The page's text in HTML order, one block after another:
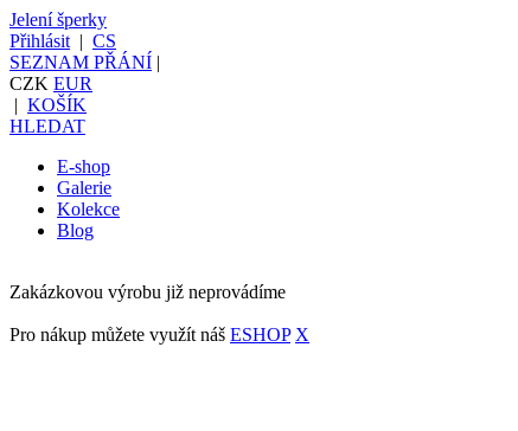
Jelení šperky
Přihlásit | CS
SEZNAM PŘÁNÍ |
CZK EUR
| KOŠÍK
HLEDAT
E-shop
Galerie
Kolekce
Blog
Zakázkovou výrobu již neprovádíme
Pro nákup můžete využít náš ESHOP X